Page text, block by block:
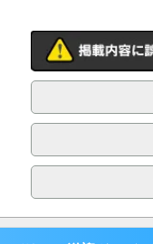
即日採用合否通達可